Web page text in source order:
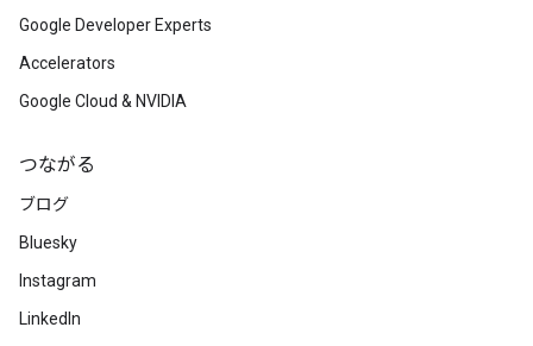
Google Developer Experts
Accelerators
Google Cloud & NVIDIA
つながる
ブログ
Bluesky
Instagram
LinkedIn